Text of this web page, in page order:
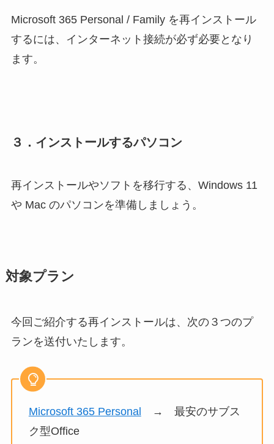
Microsoft 365 Personal / Family を再インストール
するには、インターネット接続が必ず必要となり
ます。
３．インストールするパソコン
再インストールやソフトを移行する、Windows 11
や Mac のパソコンを準備しましょう。
対象プラン
今回ご紹介する再インストールは、次の３つのプ
ランを送付いたします。
Microsoft 365 Personal
→ 最安のサブス
ク型Office